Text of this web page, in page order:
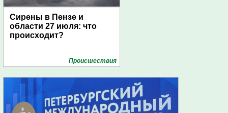
Сирены в Пензе и
области 27 июля: что
происходит?
Проиcшествия